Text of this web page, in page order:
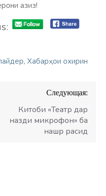
азиз!
, Хабарҳои охирин
Следующая:
Китоби «Театр дар
назди микрофон» ба
нашр расид